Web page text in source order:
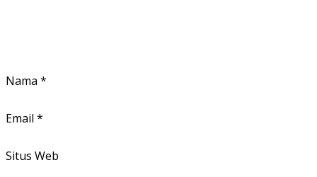
Nama *
Email *
Situs Web